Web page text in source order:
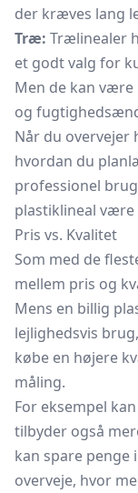
der kræves lang
Træ: Trælinealer
et godt valg for
Men de kan
og
Når du overvejer
hvordan du
professionel
plastiklineal være
Pris vs. Kvalitet
Som med de
mellem pris og
Mens en billig
lejlighedsvis
købe en højere
måling.
For eksempel
tilbyder også
kan spare penge
overveje, hvor